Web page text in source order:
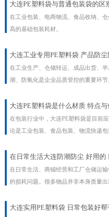
大连PE塑料袋与普通包装袋的区
在工业包装、电商物流、食品收纳、
高的基础包装耗材。
大连工业专用PE塑料袋 产品防
在工业生产、仓储转运、成品出货、
潮、防氧化是企业品质管控的重要环节
大连PE塑料袋是什么材质 特点
在包装行业中，大连PE塑料袋是目前
论是工业包装、食品包装、物流快递
在日常生活大连防潮防尘 好用的
在日常生活、商铺经营和工厂仓储运
的损耗问题。很多物品并非本身质量
大连实用PE塑料袋 日常包装好帮